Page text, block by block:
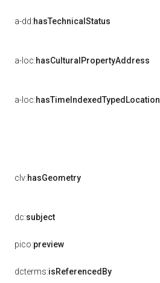
a-dd:hasTechnicalStatus
a-loc:hasCulturalPropertyAddress
a-loc:hasTimeIndexedTypedLocation
clv:hasGeometry
dc:subject
pico:preview
dcterms:isReferencedBy